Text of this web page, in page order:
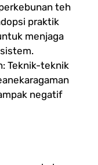
teh
praktik
menjaga
Teknik-teknik
negatif